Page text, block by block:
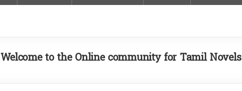
Welcome to the Online community for Tamil Novels